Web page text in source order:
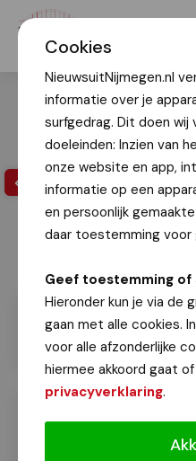
Cookies
NieuwsuitNijmegen.nl
informatie over je
surfgedrag. Dit doen wij
doeleinden: Inzien van
onze website en app,
informatie op een
en persoonlijk
daar toestemming voor
Geef toestemming of
Hieronder kun je via de
gaan met alle cookies.
voor alle afzonderlijke
hiermee akkoord gaat
privacyverklaring.
Beleef Landgoed
Open